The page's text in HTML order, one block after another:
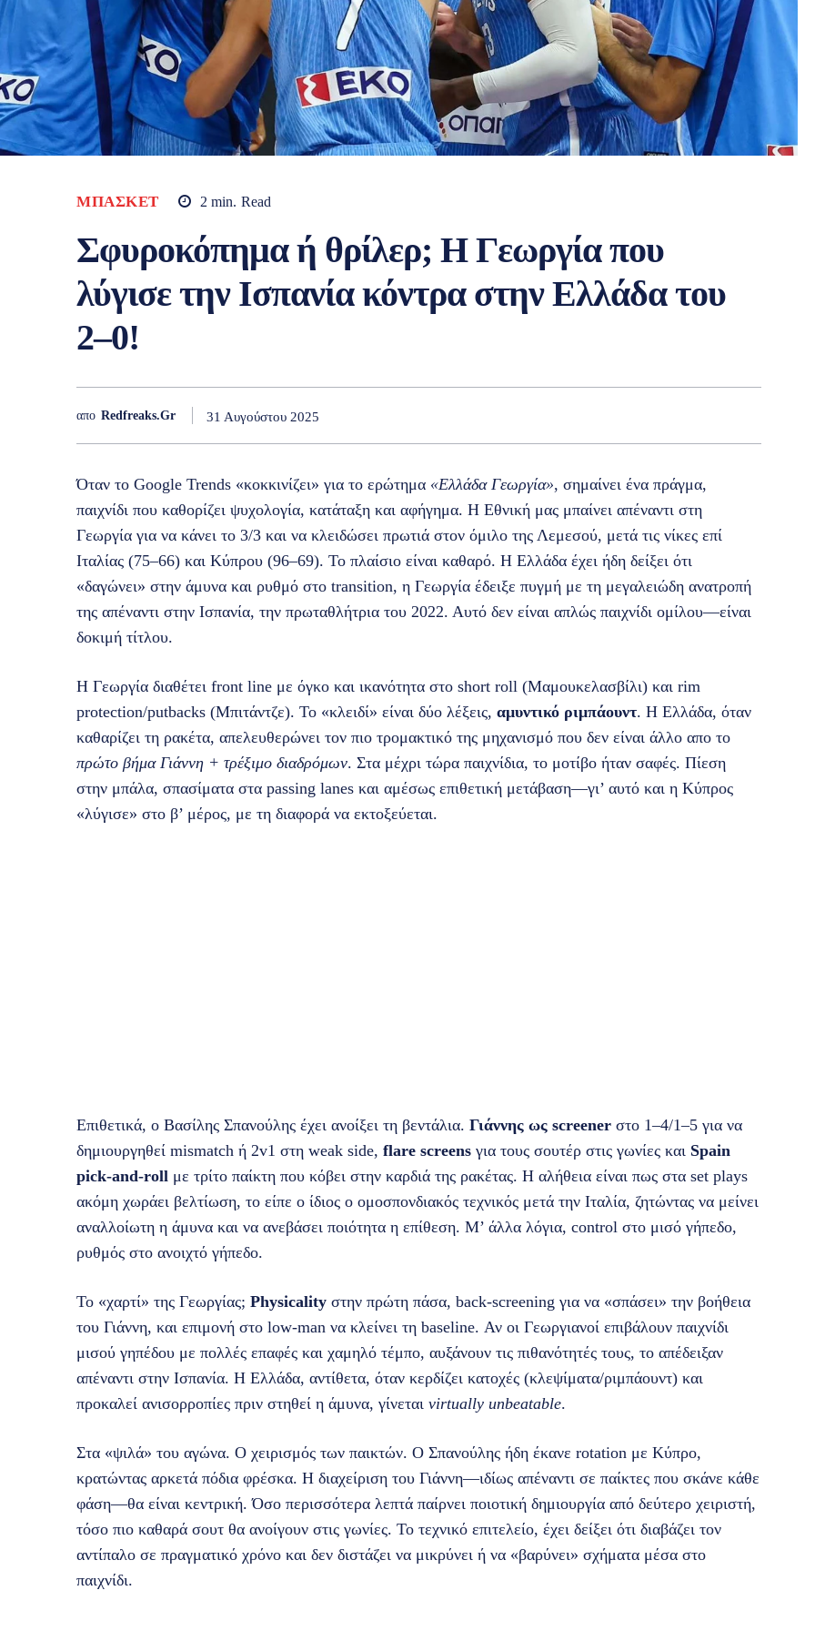
ΜΠΆΣΚΕΤ 2 min. Read
Σφυροκόπημα ή θρίλερ; Η Γεωργία που
λύγισε την Ισπανία κόντρα στην Ελλάδα του
2–0!
απο Redfreaks.gr 31 Αυγούστου 2025
Όταν το Google Trends «κοκκινίζει» για το ερώτημα «Ελλάδα Γεωργία», σημαίνει ένα πράγμα,
παιχνίδι που καθορίζει ψυχολογία, κατάταξη και αφήγημα. Η Εθνική μας μπαίνει απέναντι στη
Γεωργία για να κάνει το 3/3 και να κλειδώσει πρωτιά στον όμιλο της Λεμεσού, μετά τις νίκες επί
Ιταλίας (75–66) και Κύπρου (96–69). Το πλαίσιο είναι καθαρό. Η Ελλάδα έχει ήδη δείξει ότι
«δαγώνει» στην άμυνα και ρυθμό στο transition, η Γεωργία έδειξε πυγμή με τη μεγαλειώδη ανατροπή
της απέναντι στην Ισπανία, την πρωταθλήτρια του 2022. Αυτό δεν είναι απλώς παιχνίδι ομίλου—είναι
δοκιμή τίτλου.
Η Γεωργία διαθέτει front line με όγκο και ικανότητα στο short roll (Μαμουκελασβίλι) και rim
protection/putbacks (Μπιτάντζε). Το «κλειδί» είναι δύο λέξεις, αμυντικό ριμπάουντ. Η Ελλάδα, όταν
καθαρίζει τη ρακέτα, απελευθερώνει τον πιο τρομακτικό της μηχανισμό που δεν είναι άλλο απο το
πρώτο βήμα Γιάννη + τρέξιμο διαδρόμων. Στα μέχρι τώρα παιχνίδια, το μοτίβο ήταν σαφές. Πίεση
στην μπάλα, σπασίματα στα passing lanes και αμέσως επιθετική μετάβαση—γι’ αυτό και η Κύπρος
«λύγισε» στο β’ μέρος, με τη διαφορά να εκτοξεύεται.
Επιθετικά, ο Βασίλης Σπανούλης έχει ανοίξει τη βεντάλια. Γιάννης ως screener στο 1–4/1–5 για να
δημιουργηθεί mismatch ή 2v1 στη weak side, flare screens για τους σουτέρ στις γωνίες και Spain
pick‑and‑roll με τρίτο παίκτη που κόβει στην καρδιά της ρακέτας. Η αλήθεια είναι πως στα set plays
ακόμη χωράει βελτίωση, το είπε ο ίδιος ο ομοσπονδιακός τεχνικός μετά την Ιταλία, ζητώντας να μείνει
αναλλοίωτη η άμυνα και να ανεβάσει ποιότητα η επίθεση. Μ’ άλλα λόγια, control στο μισό γήπεδο,
ρυθμός στο ανοιχτό γήπεδο.
Το «χαρτί» της Γεωργίας; Physicality στην πρώτη πάσα, back‑screening για να «σπάσει» την βοήθεια
του Γιάννη, και επιμονή στο low‑man να κλείνει τη baseline. Αν οι Γεωργιανοί επιβάλουν παιχνίδι
μισού γηπέδου με πολλές επαφές και χαμηλό τέμπο, αυξάνουν τις πιθανότητές τους, το απέδειξαν
απέναντι στην Ισπανία. Η Ελλάδα, αντίθετα, όταν κερδίζει κατοχές (κλεψίματα/ριμπάουντ) και
προκαλεί ανισορροπίες πριν στηθεί η άμυνα, γίνεται virtually unbeatable.
Στα «ψιλά» του αγώνα. Ο χειρισμός των παικτών. Ο Σπανούλης ήδη έκανε rotation με Κύπρο,
κρατώντας αρκετά πόδια φρέσκα. Η διαχείριση του Γιάννη—ιδίως απέναντι σε παίκτες που σκάνε κάθε
φάση—θα είναι κεντρική. Όσο περισσότερα λεπτά παίρνει ποιοτική δημιουργία από δεύτερο χειριστή,
τόσο πιο καθαρά σουτ θα ανοίγουν στις γωνίες. Το τεχνικό επιτελείο, έχει δείξει ότι διαβάζει τον
αντίπαλο σε πραγματικό χρόνο και δεν διστάζει να μικρύνει ή να «βαρύνει» σχήματα μέσα στο
παιχνίδι.